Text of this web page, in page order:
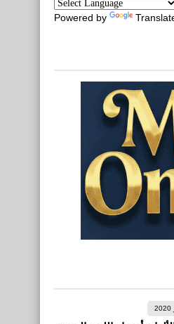
Powered by